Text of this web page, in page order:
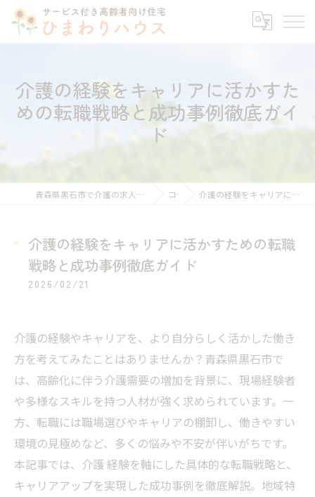
介護の経験をキャリアに活かすた
めの転職戦略と成功事例徹底ガイ
ド
青森県黒石市で介護の求人ならサービス付き高齢者向け住宅ひまわりハウス コラム 介護の経験をキャリアに活かすための転職戦略と成功事例徹底ガイド
介護の経験をキャリアに活かすための転職
戦略と成功事例徹底ガイド
2026/02/21
介護の経験やキャリアを、より自分らしく活かした働き
方を考えてみたことはありませんか？青森県黒石市で
は、高齢化に伴う介護需要の増加を背景に、現場経験者
や多様なスキルを持つ人材が強く求められています。一
方、転職には職場選びやキャリアの棚卸し、働きやすい
環境の見極めなど、多くの悩みや不安が伴いがちです。
本記事では、介護 経験を軸にした具体的な転職戦略と、
キャリアアップを実現した成功事例を徹底解説。地域特